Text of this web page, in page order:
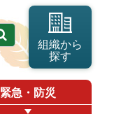
組織から
探す
緊急・防災